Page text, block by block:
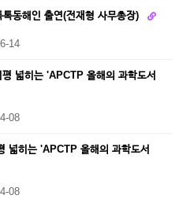
동해인 출연(전재형 사무총장)
14
넓히는 'APCTP 올해의 과학도서
08
넓히는 'APCTP 올해의 과학도서
08